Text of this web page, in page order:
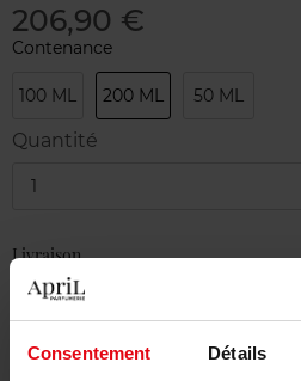
Consentement Détails
206,90 €
Contenance
100 ML 200 ML 50 ML
Quantité
1
Livraison
En stock